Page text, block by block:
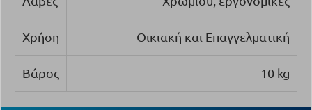
Χρήση Οικιακή και Επαγγελματική
Βάρος 10 kg